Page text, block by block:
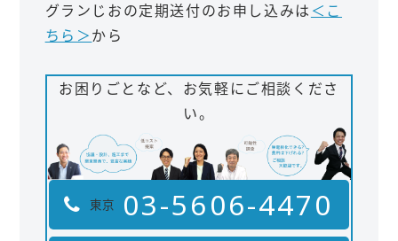
グランじおの定期送付のお申し込みは ＜こ
ちら＞から
お困りごとなど、お気軽にご相談くださ
い。
東京 03-5606-4470